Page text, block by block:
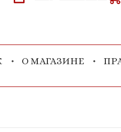
О МАГАЗИНЕ